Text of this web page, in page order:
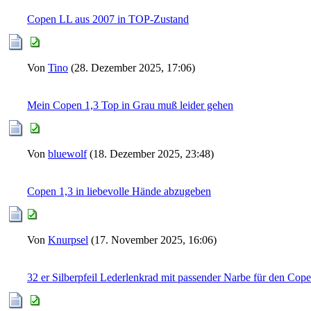
Copen LL aus 2007 in TOP-Zustand
Von Tino (28. Dezember 2025, 17:06)
Mein Copen 1,3 Top in Grau muß leider gehen
Von bluewolf(18. Dezember 2025, 23:48)
Copen 1,3 in liebevolle Hände abzugeben
Von Knurpsel (17. November 2025, 16:06)
32 er Silberpfeil Lederlenkrad mit passender Narbe für den